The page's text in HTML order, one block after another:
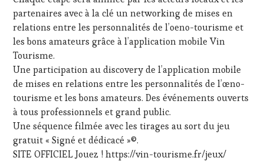
DE
LA
HAUTE
GASTRONOMIE
FRANÇAISE
INVITATIONS
&
DÉGUSTATIONS,
WINE
TASTING,
LIVE
STREAMING,
MÉDIAS,
partenaires avec à la clé un networking de mises en
relations entre les personnalités de l’oeno-tourisme et
les bons amateurs grâce à l’application mobile Vin
Tourisme.
Une participation au discovery de l’application mobile
de mises en relations entre les personnalités de l’œno-
tourisme et les bons amateurs. Des événements ouverts
à tous professionnels et grand public.
Une séquence filmée avec les tirages au sort du jeu
gratuit « Signé et dédicacé »©.
SITE OFFICIEL Jouez ! https://vin-tourisme.fr/jeux/